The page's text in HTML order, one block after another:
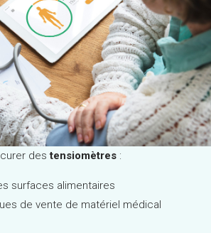
destensiomètres :
surfaces alimentaires
de vente de matériel médical